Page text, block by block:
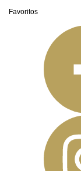
Favoritos